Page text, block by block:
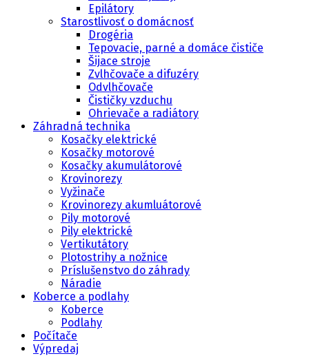
Epilátory
Starostlivosť o domácnosť
Drogéria
Tepovacie, parné a domáce čističe
Šijace stroje
Zvlhčovače a difuzéry
Odvlhčovače
Čističky vzduchu
Ohrievače a radiátory
Záhradná technika
Kosačky elektrické
Kosačky motorové
Kosačky akumulátorové
Krovinorezy
Vyžinače
Krovinorezy akumluátorové
Pily motorové
Pily elektrické
Vertikutátory
Plotostrihy a nožnice
Príslušenstvo do záhrady
Náradie
Koberce a podlahy
Koberce
Podlahy
Počítače
Výpredaj